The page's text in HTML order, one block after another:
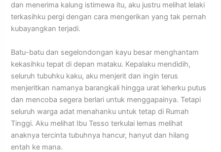
dan menerima kalung istimewa itu, aku justru melihat lelaki
terkasihku pergi dengan cara mengerikan yang tak pernah
kubayangkan terjadi.
Batu-batu dan segelondongan kayu besar menghantam
kekasihku tepat di depan mataku. Kepalaku mendidih,
seluruh tubuhku kaku, aku menjerit dan ingin terus
menjeritkan namanya barangkali hingga urat leherku putus
dan mencoba segera berlari untuk menggapainya. Tetapi
seluruh warga adat menahanku untuk tetap di Rumah
Tinggi. Aku melihat Ibu Tesso terkulai lemas melihat
anaknya tercinta tubuhnya hancur, hanyut dan hilang
entah ke mana.